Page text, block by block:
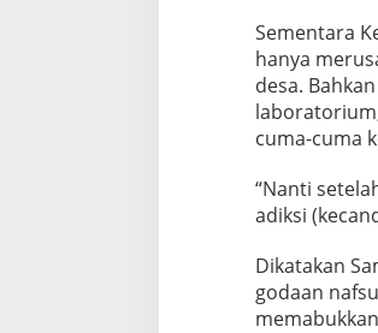
Sementara
hanya
desa.
cuma-cuma
“Nanti
adiksi
Dikatakan
godaan